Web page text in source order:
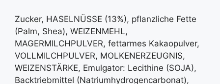
Zucker, HASELNÜSSE (13%), pflanzliche Fette
(Palm, Shea), WEIZENMEHL,
MAGERMILCHPULVER, fettarmes Kakaopulver,
VOLLMILCHPULVER, MOLKENERZEUGNIS,
WEIZENSTÄRKE, Emulgator: Lecithine (SOJA),
Backtriebmittel (Natriumhydrogencarbonat),